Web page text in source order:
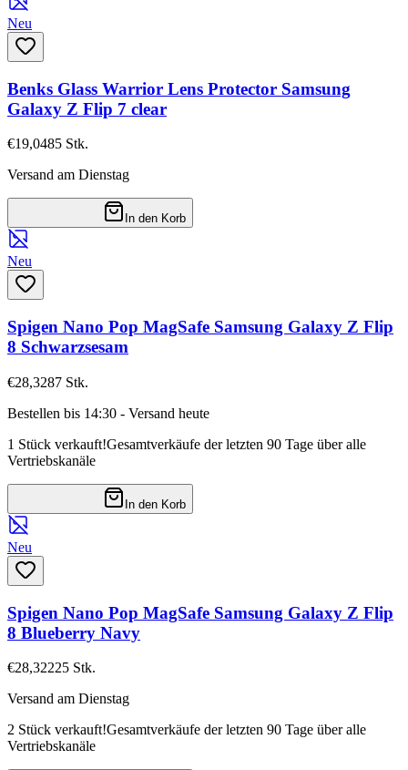
Neu
Benks Glass Warrior Lens Protector Samsung
Galaxy Z Flip 7 clear
€19,0485 Stk.
Versand am Dienstag
In den Korb
Neu
Spigen Nano Pop MagSafe Samsung Galaxy Z Flip
8 Schwarzsesam
€28,3287 Stk.
Bestellen bis 14:30 - Versand heute
1 Stück verkauft!Gesamtverkäufe der letzten 90 Tage über alle
Vertriebskanäle
In den Korb
Neu
Spigen Nano Pop MagSafe Samsung Galaxy Z Flip
8 Blueberry Navy
€28,32225 Stk.
Versand am Dienstag
2 Stück verkauft!Gesamtverkäufe der letzten 90 Tage über alle
Vertriebskanäle